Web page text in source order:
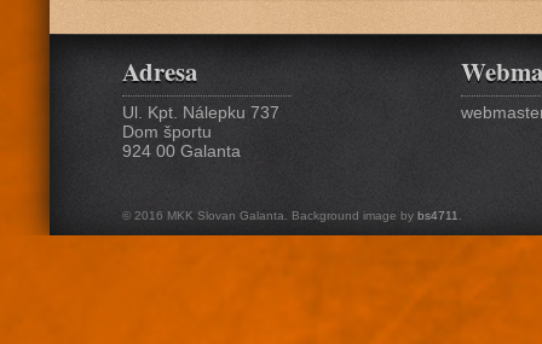
Adresa
Ul. Kpt. Nálepku 737
Dom športu
924 00 Galanta
© 2016 MKK Slovan Galanta. Background image by bs4711